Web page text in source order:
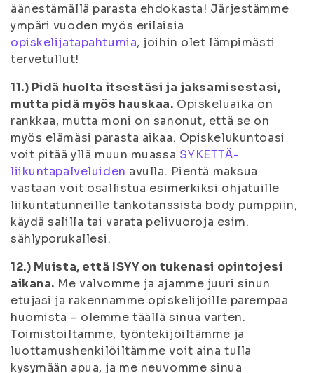
äänestämällä parasta ehdokasta! Järjestämme
ympäri vuoden myös erilaisia
opiskelijatapahtumia, joihin olet lämpimästi
tervetullut!
11.) Pidä huolta itsestäsi ja jaksamisestasi,
mutta pidä myös hauskaa. Opiskeluaika on
rankkaa, mutta moni on sanonut, että se on
myös elämäsi parasta aikaa. Opiskelukuntoasi
voit pitää yllä muun muassa SYKETTÄ-
liikuntapalveluiden avulla. Pientä maksua
vastaan voit osallistua esimerkiksi ohjatuille
liikuntatunneille tankotanssista body pumppiin,
käydä salilla tai varata pelivuoroja esim.
sählyporukallesi.
12.) Muista, että ISYY on tukenasi opintojesi
aikana. Me valvomme ja ajamme juuri sinun
etujasi ja rakennamme opiskelijoille parempaa
huomista – olemme täällä sinua varten.
Toimistoiltamme, työntekijöiltämme ja
luottamushenkilöiltämme voit aina tulla
kysymään apua, ja me neuvomme sinua